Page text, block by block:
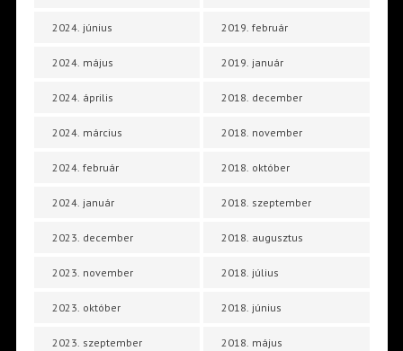
2024. június
2024. május
2024. április
2024. március
2024. február
2024. január
2023. december
2023. november
2023. október
2023. szeptember
2019. február
2019. január
2018. december
2018. november
2018. október
2018. szeptember
2018. augusztus
2018. július
2018. június
2018. május